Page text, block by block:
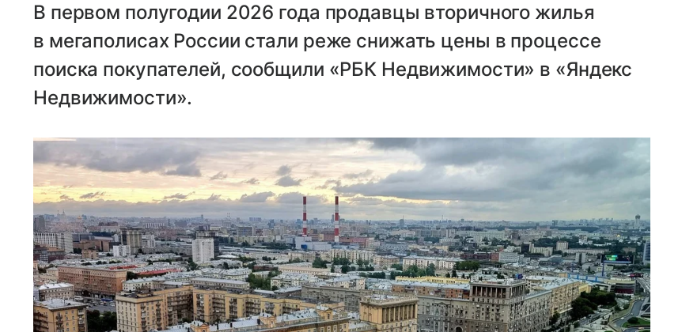
В первом полугодии 2026 года продавцы вторичного жилья
в мегаполисах России стали реже снижать цены в процессе
поиска покупателей, сообщили «РБК Недвижимости» в «Яндекс
Недвижимости».